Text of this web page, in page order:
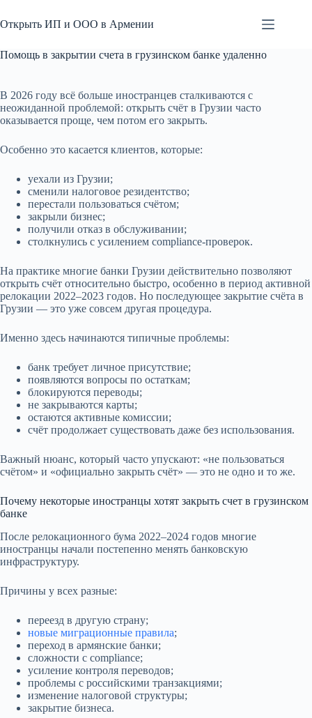
к
сути
Открыть ИП и ООО в Армении
Помощь в закрытии счета в грузинском банке удаленно
В 2026 году всё больше иностранцев сталкиваются с
неожиданной проблемой: открыть счёт в Грузии часто
оказывается проще, чем потом его закрыть.
Особенно это касается клиентов, которые:
уехали из Грузии;
сменили налоговое резидентство;
перестали пользоваться счётом;
закрыли бизнес;
получили отказ в обслуживании;
столкнулись с усилением compliance-проверок.
На практике многие банки Грузии действительно позволяют
открыть счёт относительно быстро, особенно в период активной
релокации 2022–2023 годов. Но последующее закрытие счёта в
Грузии — это уже совсем другая процедура.
Именно здесь начинаются типичные проблемы:
банк требует личное присутствие;
появляются вопросы по остаткам;
блокируются переводы;
не закрываются карты;
остаются активные комиссии;
счёт продолжает существовать даже без использования.
Важный нюанс, который часто упускают: «не пользоваться
счётом» и «официально закрыть счёт» — это не одно и то же.
Почему некоторые иностранцы хотят закрыть счет в грузинском
банке
После релокационного бума 2022–2024 годов многие
иностранцы начали постепенно менять банковскую
инфраструктуру.
Причины у всех разные:
переезд в другую страну;
новые миграционные правила;
переход в армянские банки;
сложности с compliance;
усиление контроля переводов;
проблемы с российскими транзакциями;
изменение налоговой структуры;
закрытие бизнеса.